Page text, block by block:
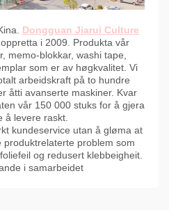
Dongguan Jiarui Culture
i 2009. Produkta vår
memo-blokkar, washi tape,
som er av høgkvalitet. Vi
arbeidskraft på to hundre
åtti avanserte maskiner. Kvar
vår 150 000 stuks for å gjera
å levere raskt.
kundeservice utan å gløma at
produktrelaterte problem som
og redusert klebbeigheit.
i samarbeidet